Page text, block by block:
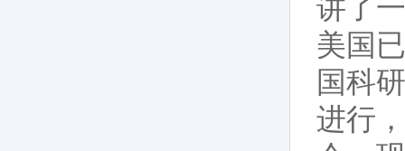
讲了
美国
国科
进行